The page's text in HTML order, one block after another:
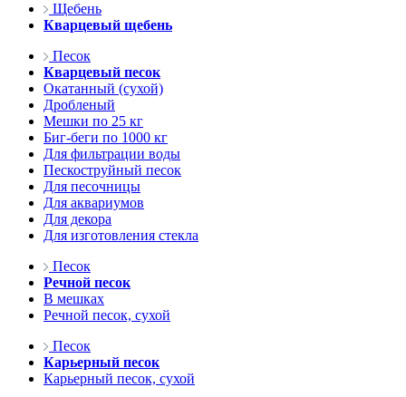
Щебень
Кварцевый щебень
Песок
Кварцевый песок
Окатанный (сухой)
Дробленый
Мешки по 25 кг
Биг-беги по 1000 кг
Для фильтрации воды
Пескоструйный песок
Для песочницы
Для аквариумов
Для декора
Для изготовления стекла
Песок
Речной песок
В мешках
Речной песок, сухой
Песок
Карьерный песок
Карьерный песок, сухой